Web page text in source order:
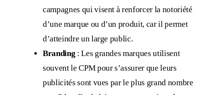
campagnes qui visent à renforcer la notoriété
d’une marque ou d’un produit, car il permet
d’atteindre un large public.
Branding : Les grandes marques utilisent
souvent le CPM pour s’assurer que leurs
publicités sont vues par le plus grand nombre